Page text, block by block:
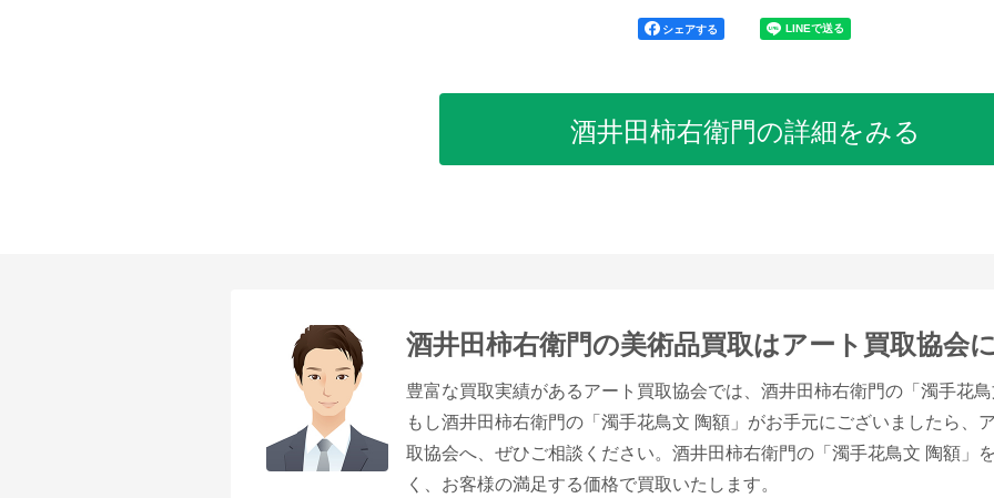
シェアする
酒井田柿右衛門の詳細をみる
酒井田柿右衛門の美術品買取はアート買取協会
豊富な買取実績があるアート買取協会では、酒井田柿右衛門の「濁手花
もし酒井田柿右衛門の「濁手花鳥文 陶額」がお手元にございましたら、
取協会へ、ぜひご相談ください。酒井田柿右衛門の「濁手花鳥文 陶額」
く、お客様の満足する価格で買取いたします。